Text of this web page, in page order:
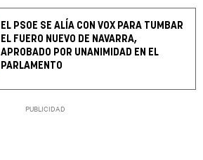
EL PSOE SE ALÍA CON VOX PARA TUMBAR
EL FUERO NUEVO DE NAVARRA,
APROBADO POR UNANIMIDAD EN EL
PARLAMENTO